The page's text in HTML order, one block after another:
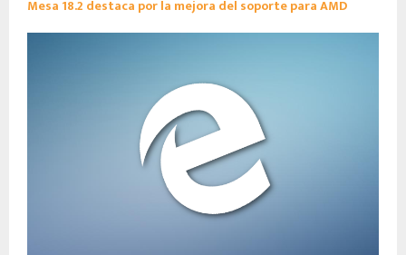
Mesa 18.2 destaca por la mejora del soporte para AMD